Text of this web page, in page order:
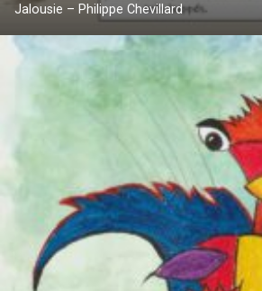
Jalousie – Philippe Chevillard